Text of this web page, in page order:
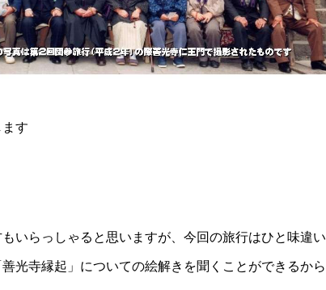
す
いらっしゃると思いますが、今回の旅行はひと味違い
光寺縁起」についての絵解きを聞くことができるから